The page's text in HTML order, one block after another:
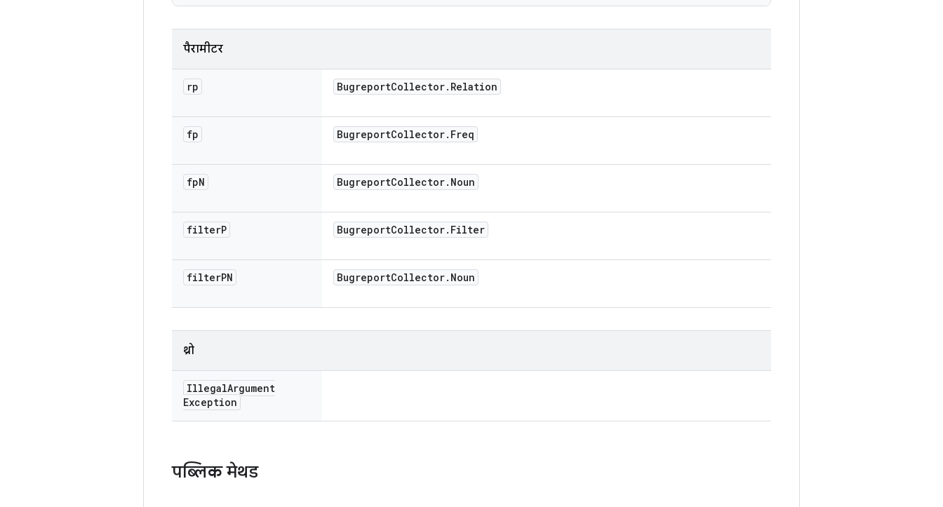
पैरामीटर
rp BugreportCollector. Relation
fp BugreportCollector. Freq
fpN BugreportCollector. Noun
filterP BugreportCollector. Filter
filterPN BugreportCollector. Noun
थ्रो
IllegalArgument
Exception
पब्लिक मेथड